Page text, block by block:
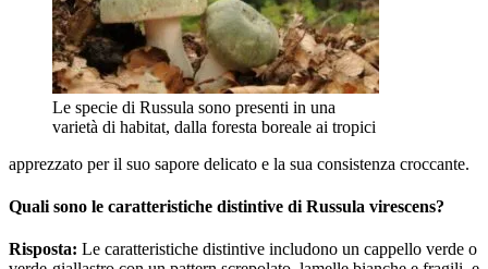
Le specie di Russula sono presenti in una
varietà di habitat, dalla foresta boreale ai tropici
apprezzato per il suo sapore delicato e la sua consistenza croccante.
Quali sono le caratteristiche distintive di Russula virescens?
Risposta: Le caratteristiche distintive includono un cappello verde o